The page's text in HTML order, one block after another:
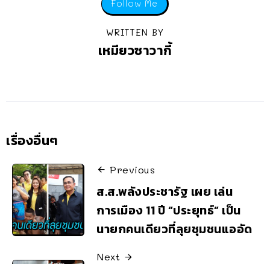
Follow Me
WRITTEN BY
เหมียวซาวากี้
เรื่องอื่นๆ
Previous
ส.ส.พลังประชารัฐ เผย เล่น
การเมือง 11 ปี “ประยุทธ์” เป็น
นายกคนเดียวที่ลุยชุมชนแออัด
Next